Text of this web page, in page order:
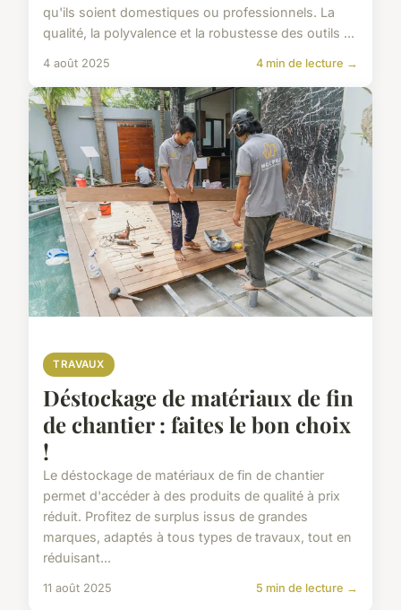
qu'ils soient domestiques ou professionnels. La
qualité, la polyvalence et la robustesse des outils ...
4 août 2025 4 min de lecture →
TRAVAUX
Déstockage de matériaux de fin
de chantier : faites le bon choix
!
Le déstockage de matériaux de fin de chantier
permet d'accéder à des produits de qualité à prix
réduit. Profitez de surplus issus de grandes
marques, adaptés à tous types de travaux, tout en
réduisant...
11 août 2025 5 min de lecture →